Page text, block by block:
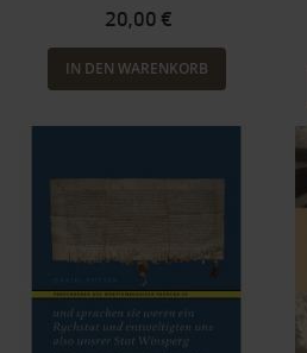
20,00 €
IN DEN WARENKORB